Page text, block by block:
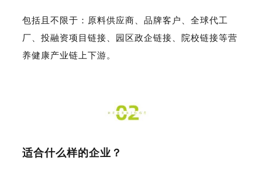
包括且不限于： 原料供应商、品牌客户、全球代工
厂、投融资项目链接、园区政企链接、院校链接等营
养健康产业链上下游。
适合什么样的企业？